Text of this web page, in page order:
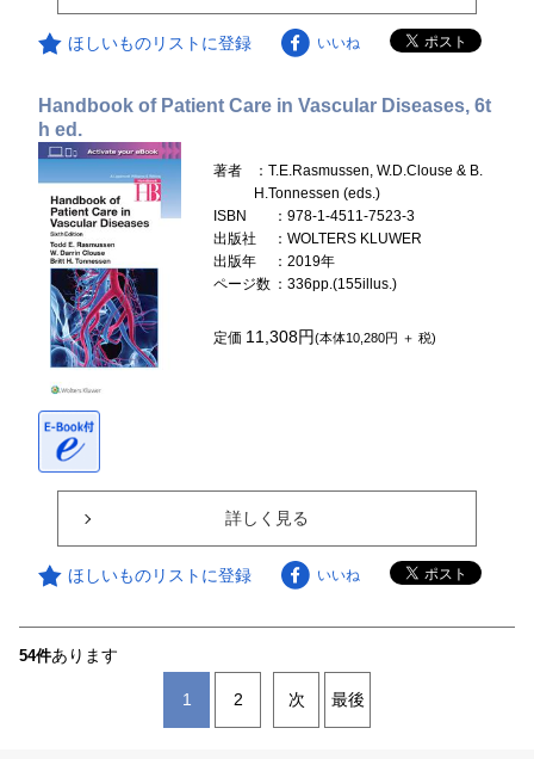
ほしいものリストに登録 いいね
Handbook of Patient Care in Vascular Diseases, 6t
h ed.
著者
：T.E.Rasmussen, W.D.Clouse & B.
H.Tonnessen (eds.)
ISBN
：978-1-4511-7523-3
出版社
：WOLTERS KLUWER
出版年
：2019年
ページ数 ：336pp.(155illus.)
定価 11,308円(本体10,280円 ＋ 税)
詳しく見る
ほしいものリストに登録 いいね
54件あります
1 2 次 最後